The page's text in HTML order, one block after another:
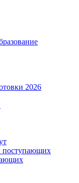
2026
поступающих